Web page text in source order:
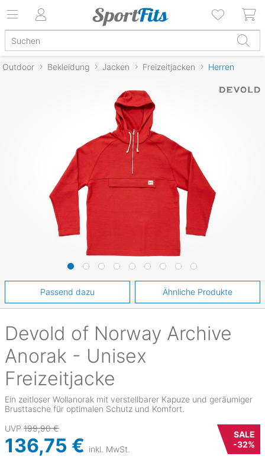
Outdoor Bekleidung Jacken Freizeitjacken Herren
Devold of Norway Archive
Anorak - Unisex
Freizeitjacke
Ein zeitloser Wollanorak mit verstellbarer Kapuze und geräumiger
Brusttasche für optimalen Schutz und Komfort.
UVP 199,90 €
136,75 € inkl. MwSt.
SALE
-32%
Passend dazu Ähnliche Produkte